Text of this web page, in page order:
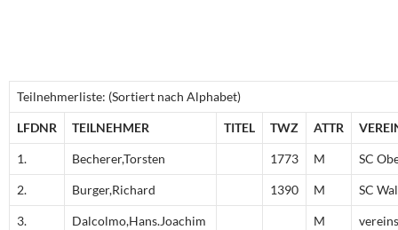
Teilnehmerliste: (Sortiert nach Alphabet)
LFDNR TEILNEHMER TITEL TWZ ATTR
1. Becherer,Torsten 1773 M SC
2. Burger,Richard 1390 M SC
3. Dalcolmo,Hans.Joachim M